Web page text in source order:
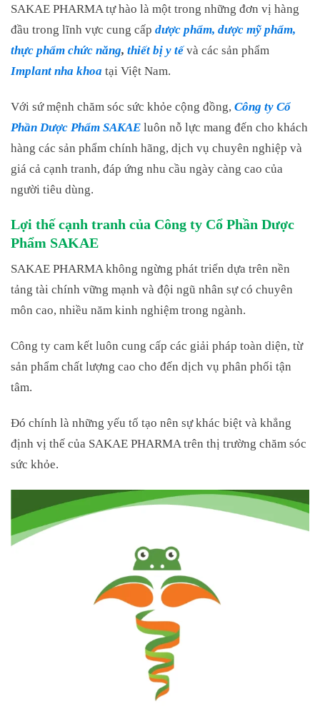
SAKAE PHARMA tự hào là một trong những đơn vị hàng
đầu trong lĩnh vực cung cấp dược phẩm, dược mỹ phẩm,
thực phẩm chức năng, thiết bị y tếvà các sản phẩm
Implant nha khoa tại Việt Nam.
Với sứ mệnh chăm sóc sức khỏe cộng đồng, Công ty Cổ
Phần Dược Phẩm SAKAE luôn nỗ lực mang đến cho khách
hàng các sản phẩm chính hãng, dịch vụ chuyên nghiệp và
giá cả cạnh tranh, đáp ứng nhu cầu ngày càng cao của
người tiêu dùng.
Lợi thế cạnh tranh của Công ty Cổ Phần Dược
Phẩm SAKAE
SAKAE PHARMA không ngừng phát triển dựa trên nền
tảng tài chính vững mạnh và đội ngũ nhân sự có chuyên
môn cao, nhiều năm kinh nghiệm trong ngành.
Công ty cam kết luôn cung cấp các giải pháp toàn diện, từ
sản phẩm chất lượng cao cho đến dịch vụ phân phối tận
tâm.
Đó chính là những yếu tố tạo nên sự khác biệt và khẳng
định vị thế của SAKAE PHARMA trên thị trường chăm sóc
sức khỏe.